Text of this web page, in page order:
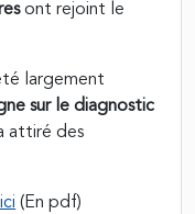
ont rejoint le
largement
sur le diagnostic
attiré des
(En pdf)